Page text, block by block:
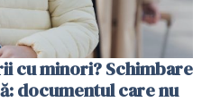
cu minori? Schimbare
documentul care nu